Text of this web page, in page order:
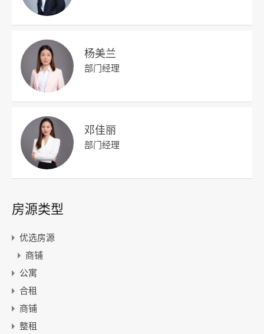
杨美兰
部门经理
邓佳丽
部门经理
房源类型
优选房源
商铺
公寓
合租
商铺
整租